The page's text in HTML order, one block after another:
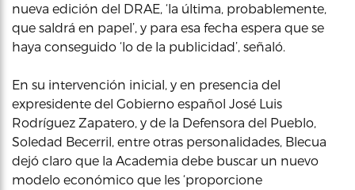
nueva edición del DRAE, ‘la última, probablemente,
que saldrá en papel’, y para esa fecha espera que se
haya conseguido ‘lo de la publicidad’, señaló.
En su intervención inicial, y en presencia del
expresidente del Gobierno español José Luis
Rodríguez Zapatero, y de la Defensora del Pueblo,
Soledad Becerril, entre otras personalidades, Blecua
dejó claro que la Academia debe buscar un nuevo
modelo económico que les ‘proporcione